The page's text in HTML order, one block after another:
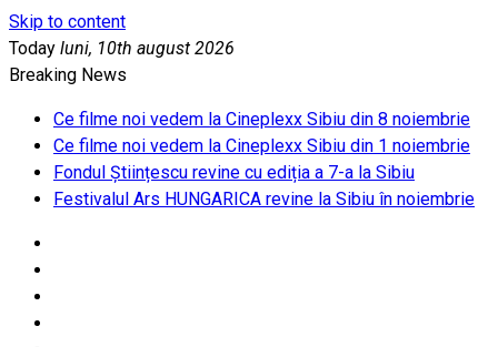
Skip to content
Today luni, 10th august 2026
Breaking News
Ce filme noi vedem la Cineplexx Sibiu din 8 noiembrie
Ce filme noi vedem la Cineplexx Sibiu din 1 noiembrie
Fondul Științescu revine cu ediția a 7-a la Sibiu
Festivalul Ars HUNGARICA revine la Sibiu în noiembrie